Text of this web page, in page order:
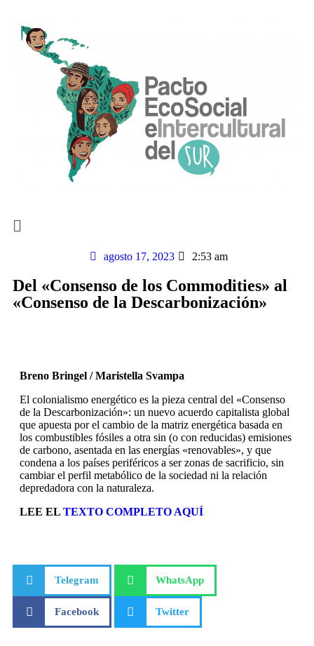
agosto 17, 2023 2:53 am
Del «Consenso de los Commodities» al
«Consenso de la Descarbonización»
Breno Bringel / Maristella Svampa
El colonialismo energético es la pieza central del «Consenso
de la Descarbonización»: un nuevo acuerdo capitalista global
que apuesta por el cambio de la matriz energética basada en
los combustibles fósiles a otra sin (o con reducidas) emisiones
de carbono, asentada en las energías «renovables», y que
condena a los países periféricos a ser zonas de sacrificio, sin
cambiar el perfil metabólico de la sociedad ni la relación
depredadora con la naturaleza.
LEE EL TEXTO COMPLETO AQUÍ
Telegram WhatsApp
Facebook Twitter